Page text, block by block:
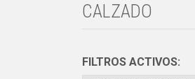
CALZADO
FILTROS ACTIVOS: